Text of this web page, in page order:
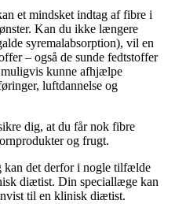
et mindsket indtag af fibre i
Kan du ikke længere
syremalabsorption), vil en
– også de sunde fedtstoffer
kunne afhjælpe
luftdannelse og
dig, at du får nok fibre
og frugt.
kan det derfor i nogle tilfælde
diætist. Din speciallæge kan
til en klinisk diætist.